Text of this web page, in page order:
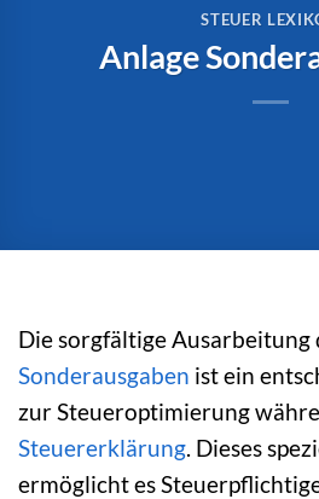
STEUER
Anlage
Die sorgfältige Ausarbeitung
Sonderausgaben ist ein
zur Steueroptimierung
Steuererklärung. Dieses
ermöglicht es